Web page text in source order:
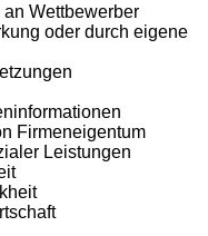
Wettbewerber
oder durch eigene
Firmeneigentum
Leistungen